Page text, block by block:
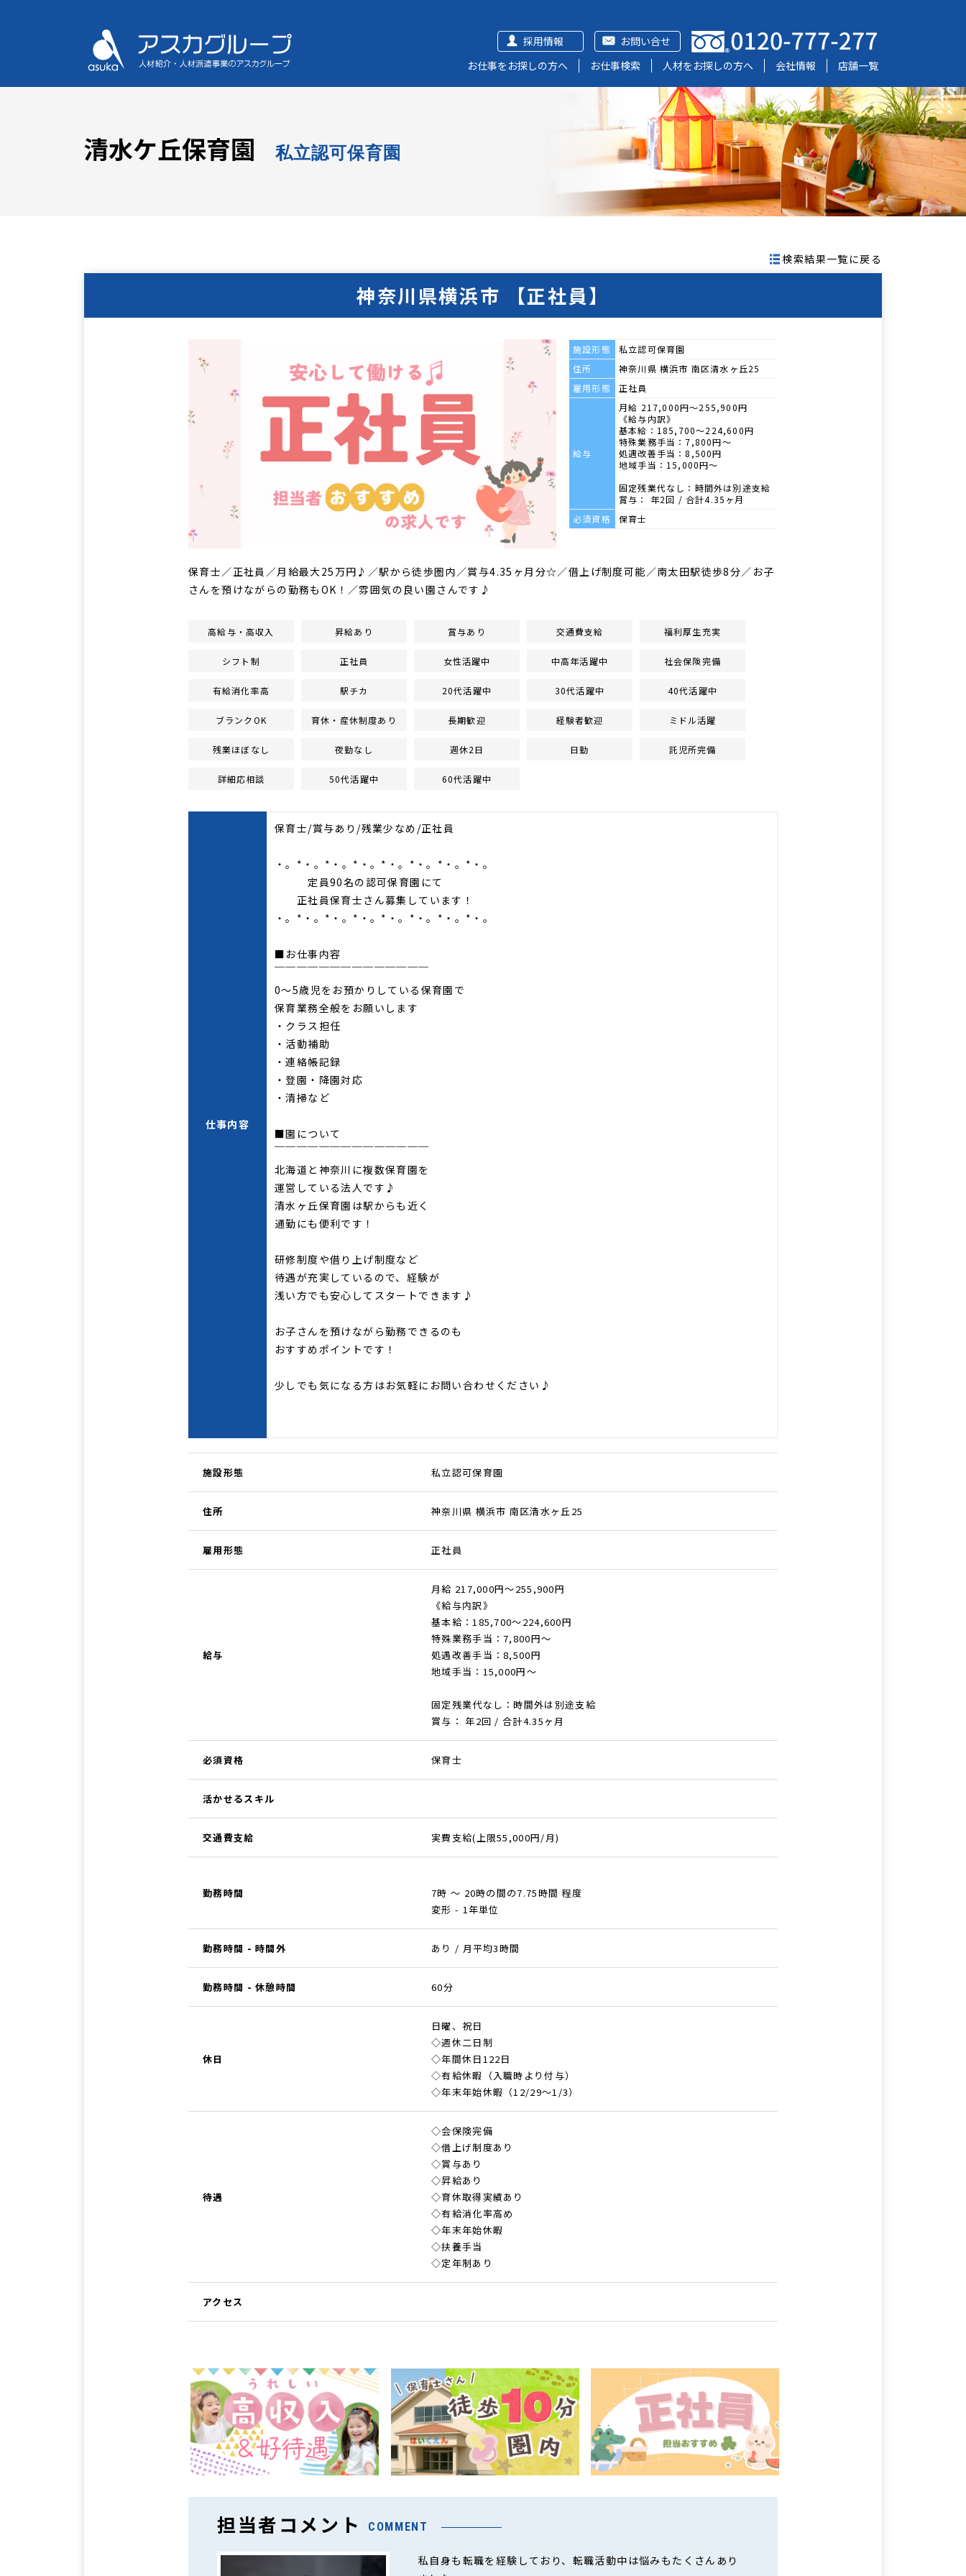
お問い合せ
採用情報
お仕事をお探しの方へ
お仕事検索 人材をお探しの方へ 会社情報 店舗一覧
清水ケ丘保育園 私立認可保育園
検索結果一覧に戻る
神奈川県横浜市 【正社員】
施設形態
私立認可保育園
住所
神奈川県 横浜市 南区清水ヶ丘25
雇用形態
正社員
給与
月給 217,000円～255,900円
《給与内訳》
基本給：185,700～224,600円
特殊業務手当：7,800円～
処遇改善手当：8,500円
地域手当：15,000円～
固定残業代なし：時間外は別途支給
賞与： 年2回 / 合計4.35ヶ月
必須資格
保育士
保育士／正社員／月給最大25万円♪／駅から徒歩圏内／賞与4.35ヶ月分☆／借上げ制度可能／南太田駅徒歩8分／お子
さんを預けながらの勤務もOK！／雰囲気の良い園さんです♪
高給与・高収入 昇給あり 賞与あり 交通費支給 福利厚生充実
シフト制 正社員 女性活躍中 中高年活躍中 社会保険完備
有給消化率高 駅チカ 20代活躍中 30代活躍中 40代活躍中
ブランクOK 育休・産休制度あり 長期歓迎 経験者歓迎 ミドル活躍
残業ほぼなし 夜勤なし 週休2日 日勤 託児所完備
詳細応相談 50代活躍中 60代活躍中
仕事内容
保育士/賞与あり/残業少なめ/正社員
・。*・。*・。*・。*・。*・。*・。*・。
定員90名の認可保育園にて
正社員保育士さん募集しています！
・。*・。*・。*・。*・。*・。*・。*・。
■お仕事内容
￣￣￣￣￣￣￣￣￣￣￣￣￣￣
0～5歳児をお預かりしている保育園で
保育業務全般をお願いします
・クラス担任
・活動補助
・連絡帳記録
・登園・降園対応
・清掃など
■園について
￣￣￣￣￣￣￣￣￣￣￣￣￣￣
北海道と神奈川に複数保育園を
運営している法人です♪
清水ヶ丘保育園は駅からも近く
通勤にも便利です！
研修制度や借り上げ制度など
待遇が充実しているので、経験が
浅い方でも安心してスタートできます♪
お子さんを預けながら勤務できるのも
おすすめポイントです！
少しでも気になる方はお気軽にお問い合わせください♪
施設形態 私立認可保育園
住所 神奈川県 横浜市 南区清水ヶ丘25
雇用形態 正社員
給与
月給 217,000円～255,900円
《給与内訳》
基本給：185,700～224,600円
特殊業務手当：7,800円～
処遇改善手当：8,500円
地域手当：15,000円～
固定残業代なし：時間外は別途支給
賞与： 年2回 / 合計4.35ヶ月
必須資格 保育士
活かせるスキル
交通費支給 実費支給(上限55,000円/月)
勤務時間
7時 ～ 20時の間の7.75時間 程度
変形 - 1年単位
勤務時間 - 時間外 あり / 月平均3時間
勤務時間 - 休憩時間 60分
休日
日曜、祝日
◇週休二日制
◇年間休日122日
◇有給休暇（入職時より付与）
◇年末年始休暇（12/29～1/3）
待遇
◇会保険完備
◇借上げ制度あり
◇賞与あり
◇昇給あり
◇育休取得実績あり
◇有給消化率高め
◇年末年始休暇
◇扶養手当
◇定年制あり
アクセス
担当者コメント COMMENT
私自身も転職を経験しており、転職活動中は悩みもたくさんあり